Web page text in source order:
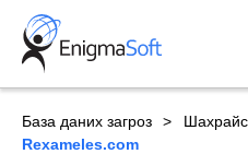
Skip
content
База даних загроз
Rexameles.com